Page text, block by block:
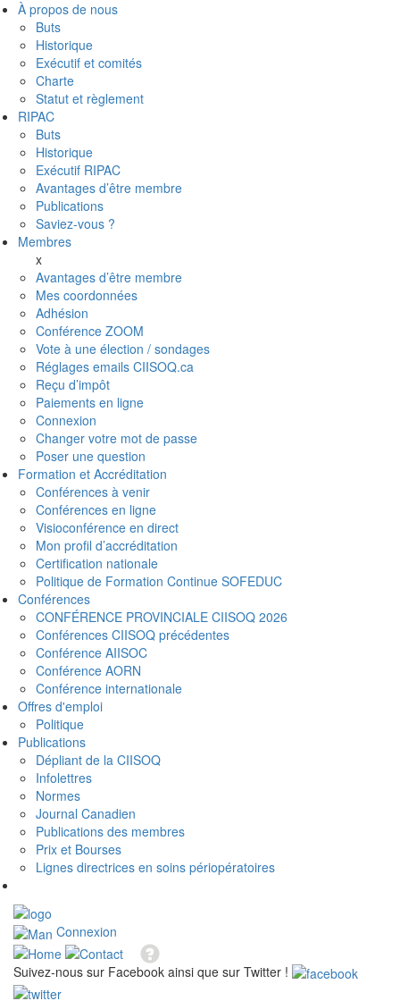
À propos de nous
Buts
Historique
Exécutif et comités
Charte
Statut et règlement
RIPAC
Buts
Historique
Exécutif RIPAC
Avantages d’être membre
Publications
Saviez-vous ?
Membres
x
Avantages d’être membre
Mes coordonnées
Adhésion
Conférence ZOOM
Vote à une élection / sondages
Réglages emails CIISOQ.ca
Reçu d’impôt
Paiements en ligne
Connexion
Changer votre mot de passe
Poser une question
Formation et Accréditation
Conférences à venir
Conférences en ligne
Visioconférence en direct
Mon profil d’accréditation
Certification nationale
Politique de Formation Continue SOFEDUC
Conférences
CONFÉRENCE PROVINCIALE CIISOQ 2026
Conférences CIISOQ précédentes
Conférence AIISOC
Conférence AORN
Conférence internationale
Offres d'emploi
Politique
Publications
Dépliant de la CIISOQ
Infolettres
Normes
Journal Canadien
Publications des membres
Prix et Bourses
Lignes directrices en soins périopératoires
Connexion
Suivez-nous sur Facebook ainsi que sur Twitter !